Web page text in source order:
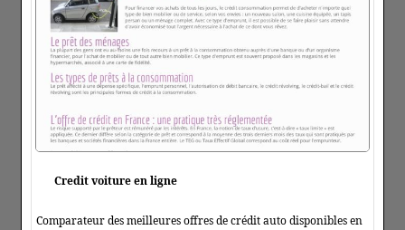
Credit voiture en ligne
Comparateur des meilleures offres de crédit auto disponibles en